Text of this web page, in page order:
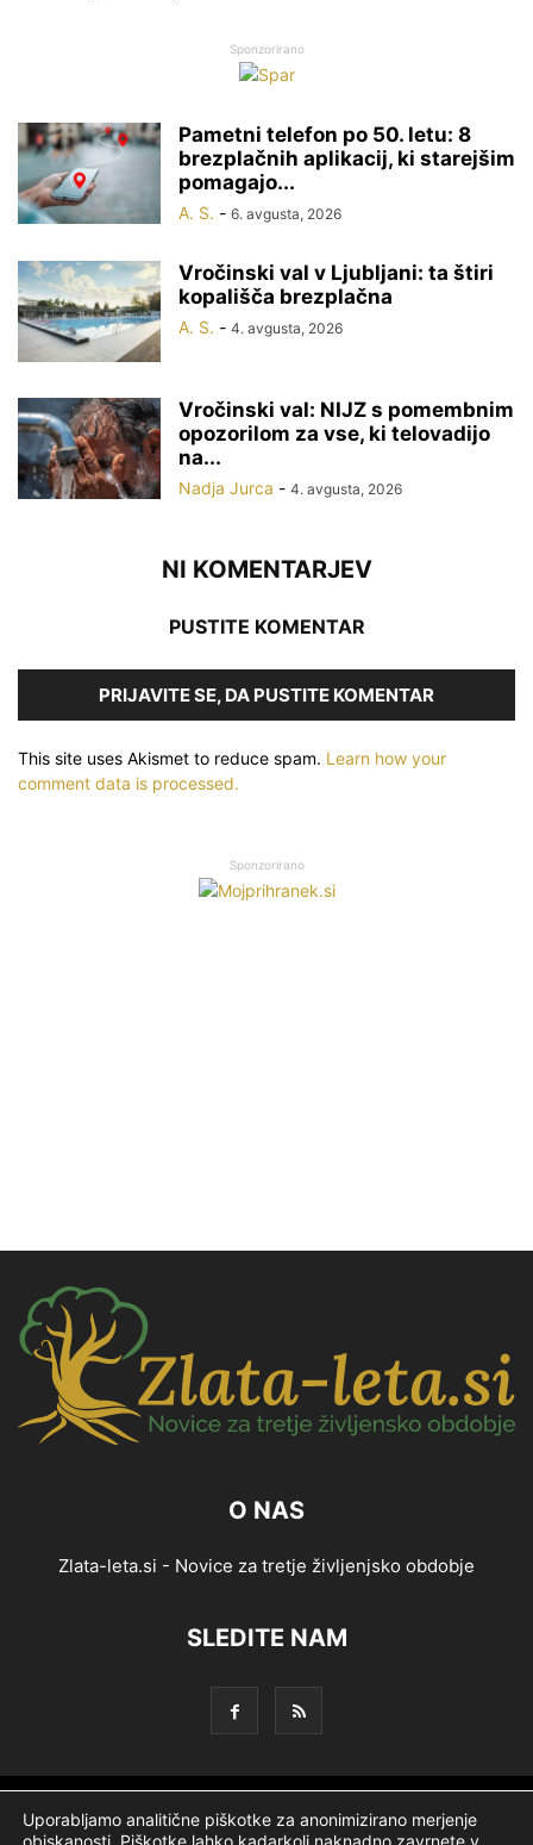
Sponzorirano
Pametni telefon po 50. letu: 8
brezplačnih aplikacij, ki starejšim
pomagajo...
A. S. - 6. avgusta, 2026
Vročinski val v Ljubljani: ta štiri
kopališča brezplačna
A. S. - 4. avgusta, 2026
Vročinski val: NIJZ s pomembnim
opozorilom za vse, ki telovadijo
na...
Nadja Jurca - 4. avgusta, 2026
NI KOMENTARJEV
PUSTITE KOMENTAR
PRIJAVITE SE, DA PUSTITE KOMENTAR
This site uses Akismet to reduce spam. Learn how your
comment data is processed.
Sponzorirano
O NAS
Zlata-leta.si - Novice za tretje življenjsko obdobje
SLEDITE NAM
Splošni pogoji Piškotki Politika zasebnosti
Uporabljamo analitične piškotke za anonimizirano merjenje
obiskanosti. Piškotke lahko kadarkoli naknadno zavrnete v